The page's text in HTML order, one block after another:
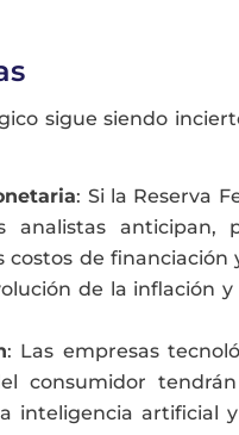
sigue siendo
: Si la Reserva
analistas
costos de
de la inflación
: Las empresas
consumidor
inteligencia artificial